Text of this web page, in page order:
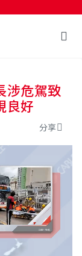
涉危駕致
良好
分享